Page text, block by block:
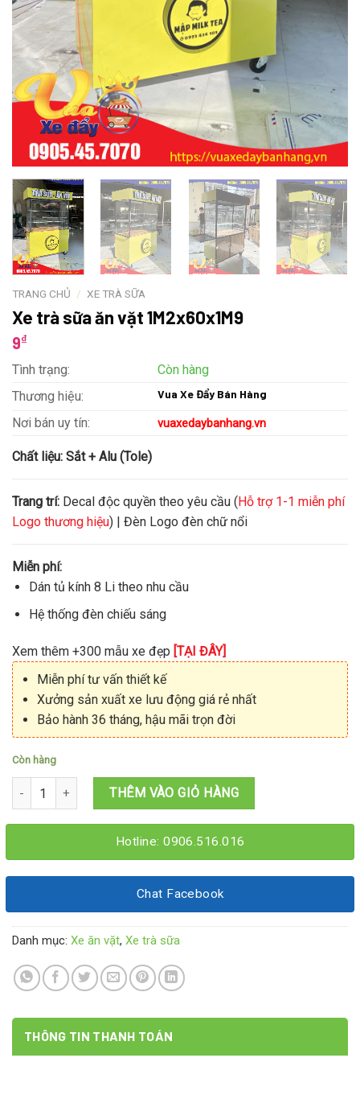
TRANG CHỦ / XE TRÀ SỮA
Xe trà sữa ăn vặt 1M2x60x1M9
9₫
Tình trạng:
Còn hàng
Thương hiệu:
Vua Xe Đẩy Bán Hàng
Nơi bán uy tín: vuaxedaybanhang.vn
Chất liệu: Sắt + Alu (Tole)
Trang trí: Decal độc quyền theo yêu cầu (Hỗ trợ 1-1 miễn phí
Logo thương hiệu) | Đèn Logo đèn chữ nổi
Miễn phí:
Dán tủ kính 8 Li theo nhu cầu
Hệ thống đèn chiếu sáng
Xem thêm +300 mẫu xe đẹp [TẠI ĐÂY]
Miễn phí tư vấn thiết kế
Xưởng sản xuất xe lưu động giá rẻ nhất
Bảo hành 36 tháng, hậu mãi trọn đời
Còn hàng
Xe trà sữa ăn vặt 1M2x60x1M9 số lượng
THÊM VÀO GIỎ HÀNG
Hotline: 0906.516.016
Chat Facebook
Danh mục: Xe ăn vặt, Xe trà sữa
THÔNG TIN THANH TOÁN